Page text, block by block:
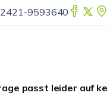
9593640
passt leider auf